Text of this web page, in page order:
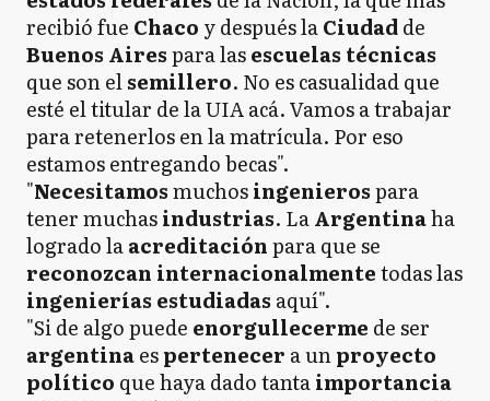
recibió fue Chaco y después laCiudadde
Buenos Airespara lasescuelas técnicas
que son elsemillero. No es casualidad que
esté el titular de la UIA acá. Vamos a trabajar
para retenerlos en la matrícula. Por eso
estamos entregando becas".
"Necesitamosmuchosingenierospara
tener muchasindustrias. LaArgentinaha
logrado laacreditaciónpara que se
reconozcan internacionalmentetodas las
ingenierías estudiadas aquí".
"Si de algo puede enorgullecerme de ser
argentinaespertenecer a unproyecto
político que haya dado tantaimportancia